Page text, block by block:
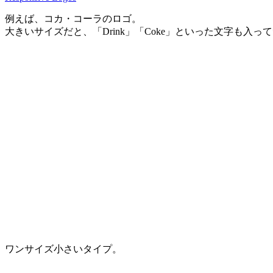
例えば、コカ・コーラのロゴ。
大きいサイズだと、「Drink」「Coke」といった文字も入って
ワンサイズ小さいタイプ。